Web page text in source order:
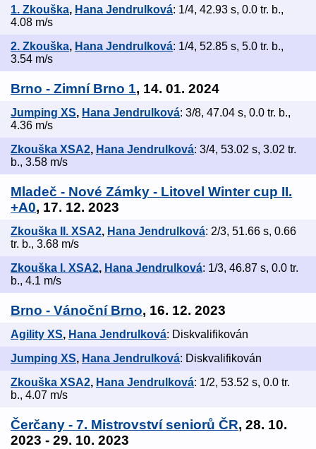
1. Zkouška, Hana Jendrulková: 1/4, 42.93 s, 0.0 tr. b.,
4.08 m/s
2. Zkouška, Hana Jendrulková: 1/4, 52.85 s, 5.0 tr. b.,
3.54 m/s
Brno - Zimní Brno 1, 14. 01. 2024
Jumping XS, Hana Jendrulková: 3/8, 47.04 s, 0.0 tr. b.,
4.36 m/s
Zkouška XSA2, Hana Jendrulková: 3/4, 53.02 s, 3.02 tr.
b., 3.58 m/s
Mladeč - Nové Zámky - Litovel Winter cup II.
+A0, 17. 12. 2023
Zkouška II. XSA2, Hana Jendrulková: 2/3, 51.66 s, 0.66
tr. b., 3.68 m/s
Zkouška I. XSA2, Hana Jendrulková: 1/3, 46.87 s, 0.0 tr.
b., 4.1 m/s
Brno - Vánoční Brno, 16. 12. 2023
Agility XS, Hana Jendrulková: Diskvalifikován
Jumping XS, Hana Jendrulková: Diskvalifikován
Zkouška XSA2, Hana Jendrulková: 1/2, 53.52 s, 0.0 tr.
b., 4.07 m/s
Čerčany - 7. Mistrovství seniorů ČR, 28. 10.
2023 - 29. 10. 2023